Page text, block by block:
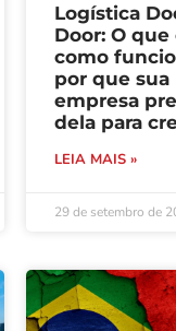
Logística
Door: O que
como
por que sua
empresa
dela para
LEIA MAIS »
29 de setembro de